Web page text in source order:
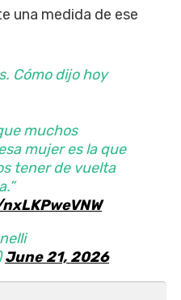
una medida de ese
Cómo dijo hoy
muchos
mujer es la que
tener de vuelta
June 21, 2026